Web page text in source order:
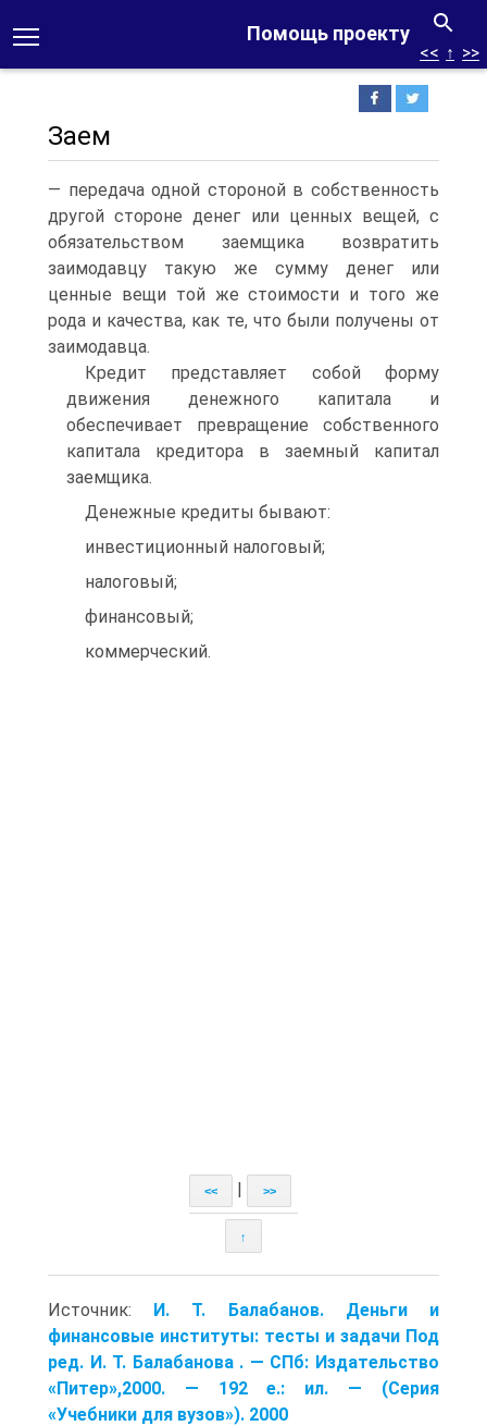
Помощь проекту
<< ↑ >>
Заем
— передача одной стороной в собственность
другой стороне денег или ценных вещей, с
обязательством заемщика возвратить
заимодавцу такую же сумму денег или
ценные вещи той же стоимости и того же
рода и качества, как те, что были получены от
заимодавца.
Кредит представляет собой форму
движения денежного капитала и
обеспечивает превращение собственного
капитала кредитора в заемный капитал
заемщика.
Денежные кредиты бывают:
инвестиционный налоговый;
налоговый;
финансовый;
коммерческий.
<< >>
↑
Источник: И. Т. Балабанов. Деньги и
финансовые институты: тесты и задачи Под
ред. И. Т. Балабанова . — СПб: Издательство
«Питер»,2000. — 192 е.: ил. — (Серия
«Учебники для вузов»). 2000